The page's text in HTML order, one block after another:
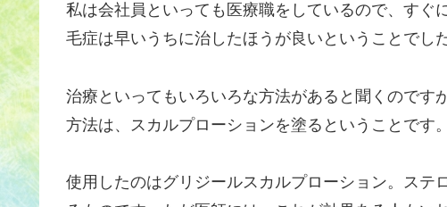
私は会社員といっても医療職をしているので、すぐ
毛症は早いうちに治したほうが良いということでした
治療といってもいろいろな方法があると聞くのです
方法は、スカルプローションを塗るということです。
使用したのはグリジールスカルプローション。ステ